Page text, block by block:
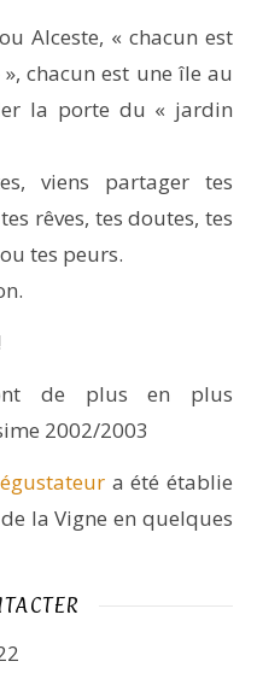
Alceste, « chacun est
chacun est une île au
la porte du « jardin
viens partager tes
rêves, tes doutes, tes
tes peurs.
de plus en plus
2002/2003
a été établie
la Vigne en quelques